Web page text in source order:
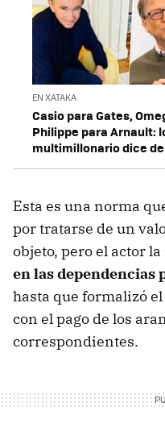
EN XATAKA
Casio para Gates,
Philippe para Arnault:
multimillonario dice
Esta es una norma
por tratarse de un
objeto, pero el actor
en las dependencias
hasta que formalizó
con el pago de los
correspondientes.